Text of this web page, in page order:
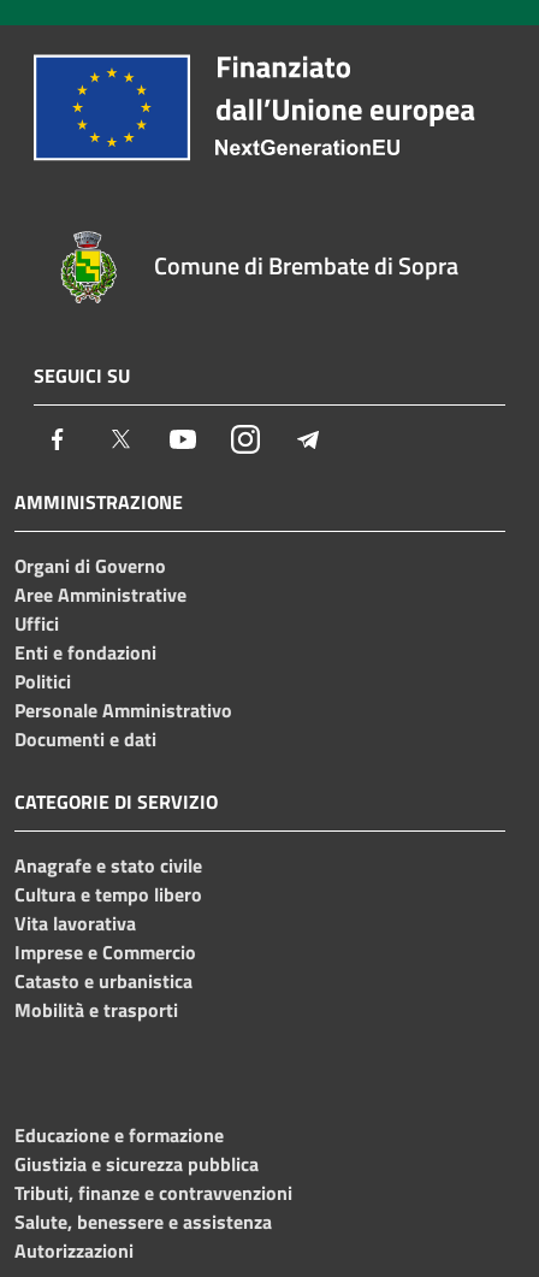
Comune di Brembate di Sopra
SEGUICI SU
Facebook Twitter YoutubeInstagram
AMMINISTRAZIONE
Organi di Governo
Aree Amministrative
Uffici
Enti e fondazioni
Politici
Personale Amministrativo
Documenti e dati
CATEGORIE DI SERVIZIO
Anagrafe e stato civile
Cultura e tempo libero
Vita lavorativa
Imprese e Commercio
Catasto e urbanistica
Mobilità e trasporti
Educazione e formazione
Giustizia e sicurezza pubblica
Tributi, finanze e contravvenzioni
Salute, benessere e assistenza
Autorizzazioni